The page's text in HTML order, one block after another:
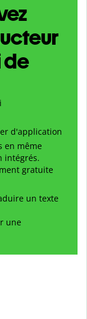
de
d'application
en même
intégrés.
gratuite
un texte
une